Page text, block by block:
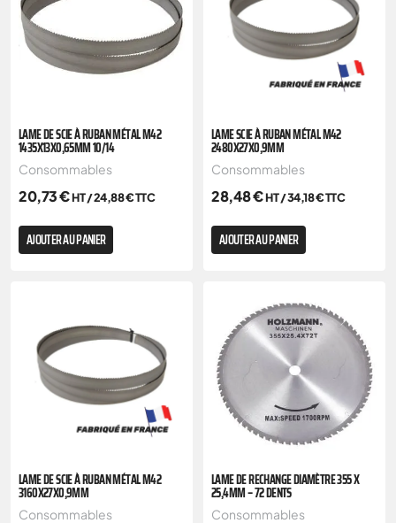
LAME DE SCIE À RUBAN MÉTAL M42
1435X13X0,65MM 10/14
Consommables
20,73€HT /24,88€TTC
AJOUTER AU PANIER
LAME SCIE À RUBAN MÉTAL M42
2480X27X0,9MM
Consommables
28,48€HT /34,18€TTC
AJOUTER AU PANIER
LAME DE SCIE À RUBAN MÉTAL M42
3160X27X0,9MM
Consommables
LAME DE RECHANGE DIAMÈTRE 355 X
25,4MM – 72 DENTS
Consommables